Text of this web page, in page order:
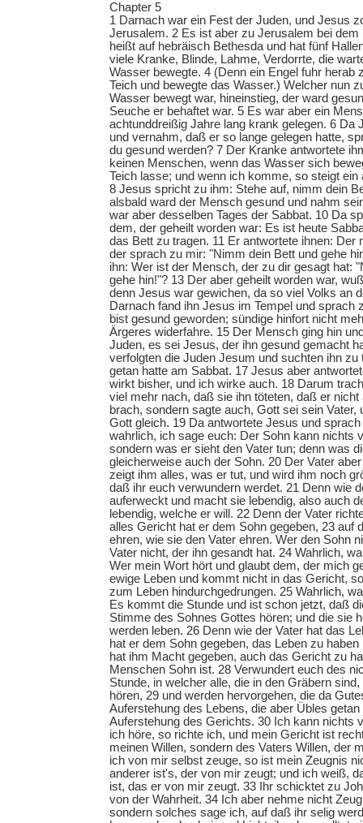
Chapter 5
1 Darnach war ein Fest der Juden, und Jesus
Jerusalem. 2 Es ist aber zu Jerusalem bei dem
heißt auf hebräisch Bethesda und hat fünf
viele Kranke, Blinde, Lahme, Verdorrte, die
Wasser bewegte. 4 (Denn ein Engel fuhr herab
Teich und bewegte das Wasser.) Welcher nun
Wasser bewegt war, hineinstieg, der ward
Seuche er behaftet war. 5 Es war aber ein
achtunddreißig Jahre lang krank gelegen. 6 Da
und vernahm, daß er so lange gelegen hatte,
du gesund werden? 7 Der Kranke antwortete
keinen Menschen, wenn das Wasser sich
Teich lasse; und wenn ich komme, so steigt ein
8 Jesus spricht zu ihm: Stehe auf, nimm dein
alsbald ward der Mensch gesund und nahm
war aber desselben Tages der Sabbat. 10 Da
dem, der geheilt worden war: Es ist heute
das Bett zu tragen. 11 Er antwortete ihnen: Der
der sprach zu mir: "Nimm dein Bett und gehe
ihn: Wer ist der Mensch, der zu dir gesagt hat:
gehe hin!"? 13 Der aber geheilt worden war,
denn Jesus war gewichen, da so viel Volks an
Darnach fand ihn Jesus im Tempel und sprach
bist gesund geworden; sündige hinfort nicht
Ärgeres widerfahre. 15 Der Mensch ging hin
Juden, es sei Jesus, der ihn gesund gemacht
verfolgten die Juden Jesum und suchten ihn
getan hatte am Sabbat. 17 Jesus aber
wirkt bisher, und ich wirke auch. 18 Darum
viel mehr nach, daß sie ihn töteten, daß er nicht
brach, sondern sagte auch, Gott sei sein
Gott gleich. 19 Da antwortete Jesus und
wahrlich, ich sage euch: Der Sohn kann nichts
sondern was er sieht den Vater tun; denn was
gleicherweise auch der Sohn. 20 Der Vater
zeigt ihm alles, was er tut, und wird ihm noch
daß ihr euch verwundern werdet. 21 Denn wie
auferweckt und macht sie lebendig, also auch
lebendig, welche er will. 22 Denn der Vater
alles Gericht hat er dem Sohn gegeben, 23 auf
ehren, wie sie den Vater ehren. Wer den Sohn
Vater nicht, der ihn gesandt hat. 24 Wahrlich,
Wer mein Wort hört und glaubt dem, der mich
ewige Leben und kommt nicht in das Gericht,
zum Leben hindurchgedrungen. 25 Wahrlich,
Es kommt die Stunde und ist schon jetzt, daß
Stimme des Sohnes Gottes hören; und die sie
werden leben. 26 Denn wie der Vater hat das
hat er dem Sohn gegeben, das Leben zu
hat ihm Macht gegeben, auch das Gericht zu
Menschen Sohn ist. 28 Verwundert euch des
Stunde, in welcher alle, die in den Gräbern
hören, 29 und werden hervorgehen, die da
Auferstehung des Lebens, die aber Übles
Auferstehung des Gerichts. 30 Ich kann nichts
ich höre, so richte ich, und mein Gericht ist
meinen Willen, sondern des Vaters Willen, der
ich von mir selbst zeuge, so ist mein Zeugnis
anderer ist's, der von mir zeugt; und ich weiß,
ist, das er von mir zeugt. 33 Ihr schicktet zu
von der Wahrheit. 34 Ich aber nehme nicht
sondern solches sage ich, auf daß ihr selig